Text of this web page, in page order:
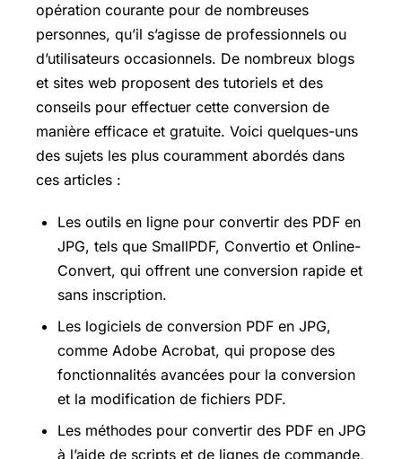
opération courante pour de nombreuses
personnes, qu’il s’agisse de professionnels ou
d’utilisateurs occasionnels. De nombreux blogs
et sites web proposent des tutoriels et des
conseils pour effectuer cette conversion de
manière efficace et gratuite. Voici quelques-uns
des sujets les plus couramment abordés dans
ces articles :
Les outils en ligne pour convertir des PDF en
JPG, tels que SmallPDF, Convertio et Online-
Convert, qui offrent une conversion rapide et
sans inscription.
Les logiciels de conversion PDF en JPG,
comme Adobe Acrobat, qui propose des
fonctionnalités avancées pour la conversion
et la modification de fichiers PDF.
Les méthodes pour convertir des PDF en JPG
à l’aide de scripts et de lignes de commande,